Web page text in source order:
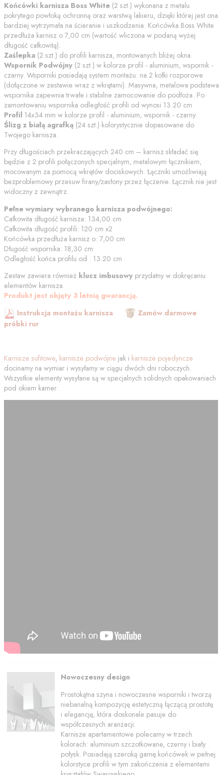
Końcówki karnisza Boss White (2 szt.) wykonana z metalu
pokrytego powłoką ochronną oraz warstwą lakieru, dzięki której jest ona
bardziej wytrzymała na ścieranie i uszkodzenia. Końcówka Boss White
przedłuża karnisz o 7,00 cm (wartość wliczona w podaną wyżej
długość całkowitą).
Zaślepka (2 szt.) do profili karnisza, montowanych bliżej okna.
Wspornik Podwójny (2 szt.) w kolorze profil - aluminium, wspornik -
czarny. Wsporniki posiadają system montażu: na 2 kołki rozporowe
(dołączone w zestawie wraz z wkrętami). Masywna, metalowa podstawa
wspornika zapewnia trwałe i stabilne zamocowanie do podłoża. Po
zamontowaniu wspornika odległość profili od wynosi 13.20 cm
Profil 14x34 mm w kolorze profil - aluminium, wspornik - czarny.
Ślizg z białą agrafką (24 szt.) kolorystycznie dopasowane do
Twojego karnisza.
Przy długościach przekraczających 240 cm – karnisz składać się
będzie z 2 profili połączonych specjalnym, metalowym łącznikiem,
mocowanym za pomocą wkrętów dociskowych. Łączniki umożliwiają
bezproblemowy przesuw firany/zasłony przez łączenie. Łącznik nie jest
widoczny z zewnątrz.
Pełne wymiary wybranego karnisza podwójnego:
Całkowita długość karnisza: 134,00 cm
Całkowita długość profili: 120 cm x2
Końcówka przedłuża karnisz o: 7,00 cm
Długość wspornika: 18,30 cm
Odległość końca profilu od : 13.20 cm
Zestaw zawiera również klucz imbusowy przydatny w dokręcaniu
elementów karnisza.
Produkt jest objęty 3 letnią gwarancją.
Instrukcja montażu karnisza
Zamów darmowe
próbki rur
Karnisze sufitowe, karnisze podwójne jak i karnisze pojedyncze
docinamy na wymiar i wysyłamy w ciągu dwóch dni roboczych.
Wszystkie elementy wysyłane są w specjalnych solidnych opakowaniach
pod okiem kamer.
Nowoczesny design
Prostokątna szyna i nowoczesne wsporniki i tworzą
niebanalną kompozycję estetyczną łączącą prostotę
i elegancję, która doskonale pasuje do
współczesnych aranżacji.
Karnisze apartamentowe polecamy w trzech
kolorach: aluminium szczotkowane, czerny i biały
połysk. Posiadają szeroką gamę końcówek w pełnej
kolorstyce profili w tym zakończenia z elementami